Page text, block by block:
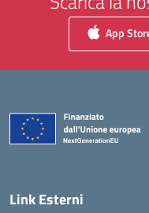
App
Link Esterni